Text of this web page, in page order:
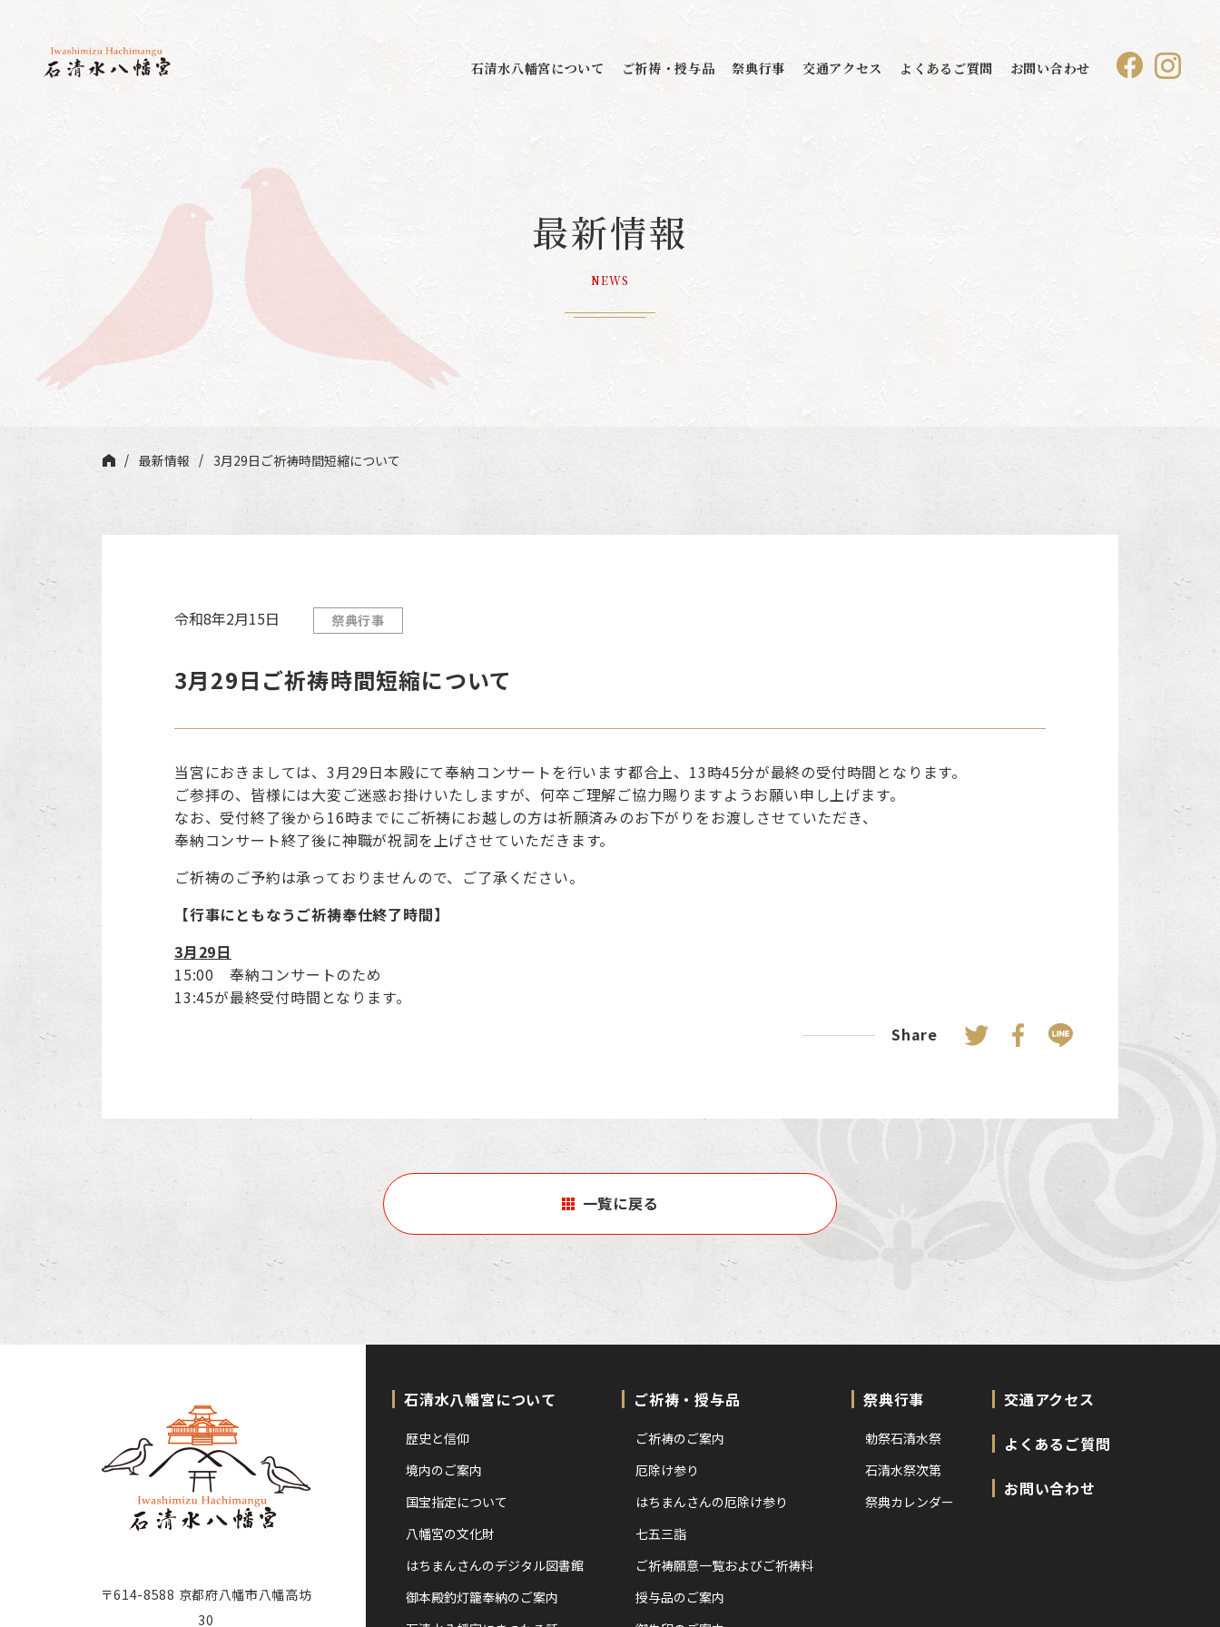
石清水八幡宮について ご祈祷・授与品 祭典行事 交通アクセス よくあるご質問 お問い合わせ
最新情報
NEWS
最新情報 3月29日ご祈祷時間短縮について
令和8年2月15日 祭典行事
3月29日ご祈祷時間短縮について
当宮におきましては、3月29日本殿にて奉納コンサートを行います都合上、13時45分が最終の受付時間となります。
ご参拝の、皆様には大変ご迷惑お掛けいたしますが、何卒ご理解ご協力賜りますようお願い申し上げます。
なお、受付終了後から16時までにご祈祷にお越しの方は祈願済みのお下がりをお渡しさせていただき、
奉納コンサート終了後に神職が祝詞を上げさせていただきます。
ご祈祷のご予約は承っておりませんので、ご了承ください。
【行事にともなうご祈祷奉仕終了時間】
3月29日
15:00 奉納コンサートのため
13:45が最終受付時間となります。
Share
一覧に戻る
〒614-8588 京都府八幡市八幡高坊
30
石清水八幡宮について
歴史と信仰
境内のご案内
国宝指定について
八幡宮の文化財
はちまんさんのデジタル図書館
御本殿釣灯籠奉納のご案内
ご祈祷・授与品
ご祈祷のご案内
厄除け参り
はちまんさんの厄除け参り
七五三詣
ご祈祷願意一覧およびご祈祷料
授与品のご案内
祭典行事
勅祭石清水祭
石清水祭次第
祭典カレンダー
交通アクセス
よくあるご質問
お問い合わせ